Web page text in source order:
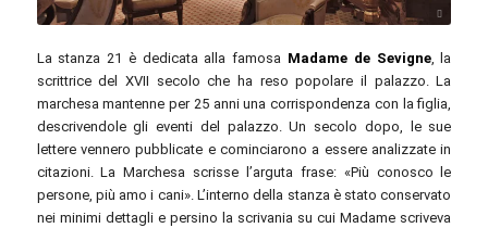
Beatriz Mendes / flickr.com / CC BY 2.0
La stanza 21 è dedicata alla famosa Madame de Sevigne, la
scrittrice del XVII secolo che ha reso popolare il palazzo. La
marchesa mantenne per 25 anni una corrispondenza con la figlia,
descrivendole gli eventi del palazzo. Un secolo dopo, le sue
lettere vennero pubblicate e cominciarono a essere analizzate in
citazioni. La Marchesa scrisse l’arguta frase: «Più conosco le
persone, più amo i cani». L’interno della stanza è stato conservato
nei minimi dettagli e persino la scrivania su cui Madame scriveva